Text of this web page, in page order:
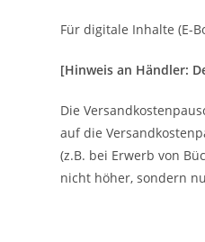
Für digitale Inhalte (E-
[Hinweis an Händler:
Die
auf die
(z.B. bei Erwerb von
nicht höher, sondern